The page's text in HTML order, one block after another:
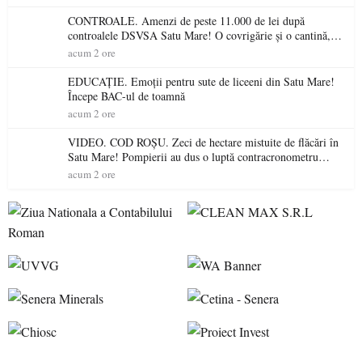
CONTROALE. Amenzi de peste 11.000 de lei după
controalele DSVSA Satu Mare! O covrigărie și o cantină,
sancționate pentru nereguli
acum 2 ore
EDUCAȚIE. Emoții pentru sute de liceeni din Satu Mare!
Începe BAC-ul de toamnă
acum 2 ore
VIDEO. COD ROȘU. Zeci de hectare mistuite de flăcări în
Satu Mare! Pompierii au dus o luptă contracronometru
pentru a salva o pădure de la dezastru
acum 2 ore